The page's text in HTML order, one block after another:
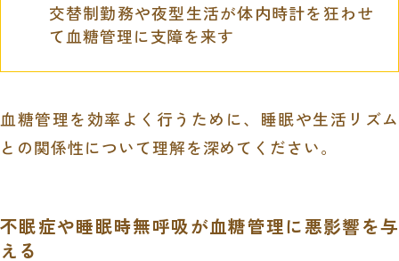
交替制勤務や夜型生活が体内時計を狂わせ
て血糖管理に支障を来す
血糖管理を効率よく行うために、睡眠や生活リズム
との関係性について理解を深めてください。
不眠症や睡眠時無呼吸が血糖管理に悪影響を与
える